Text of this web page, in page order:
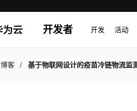
开发者 开发 活动
博客 基于物联网设计的疫苗冷链物流监